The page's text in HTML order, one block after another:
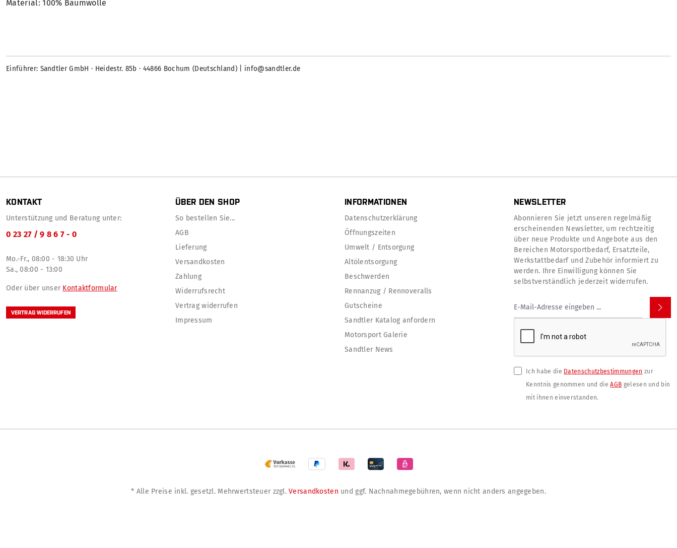
Material: 100% Baumwolle
Einführer: Sandtler GmbH · Heidestr. 85b · 44866 Bochum (Deutschland) | info@sandtler.de
KONTAKT
Unterstützung und Beratung unter:
0 23 27 / 9 8 6 7 - 0
Mo.-Fr., 08:00 - 18:30 Uhr
Sa., 08:00 - 13:00
Oder über unser Kontaktformular
VERTRAG WIDERRUFEN
ÜBER DEN SHOP
So bestellen Sie...
AGB
Lieferung
Versandkosten
Zahlung
Widerrufsrecht
Vertrag widerrufen
Impressum
INFORMATIONEN
Datenschutzerklärung
Öffnungszeiten
Umwelt / Entsorgung
Altölentsorgung
Beschwerden
Rennanzug / Rennoveralls
Gutscheine
Sandtler Katalog anfordern
Motorsport Galerie
Sandtler News
NEWSLETTER
Abonnieren Sie jetzt unseren regelmäßig
erscheinenden Newsletter, um rechtzeitig
über neue Produkte und Angebote aus den
Bereichen Motorsportbedarf, Ersatzteile,
Werkstattbedarf und Zubehör informiert zu
werden. Ihre Einwilligung können Sie
selbstverständlich jederzeit widerrufen.
Ich habe die Datenschutzbestimmungen zur
Kenntnis genommen und dieAGB gelesen und bin
mit ihnen einverstanden.
* Alle Preise inkl. gesetzl. Mehrwertsteuer zzgl.Versandkosten und ggf. Nachnahmegebühren, wenn nicht anders angegeben.